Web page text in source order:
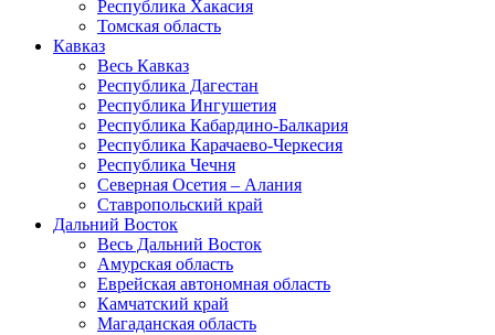
Республика Хакасия
Томская область
Кавказ
Весь Кавказ
Республика Дагестан
Республика Ингушетия
Республика Кабардино-Балкария
Республика Карачаево-Черкесия
Республика Чечня
Северная Осетия – Алания
Ставропольский край
Дальний Восток
Весь Дальний Восток
Амурская область
Еврейская автономная область
Камчатский край
Магаданская область